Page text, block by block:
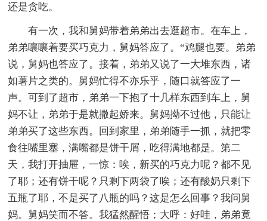
还是贪吃。
有一次，我和舅妈带着弟弟出去逛超市。在车上，
弟弟嚷嚷着要买巧克力，舅妈答应了。“鸡腿也要。弟弟
说，舅妈也答应了。接着，弟弟又说了一大堆东西，诸
如薯片之类的。舅妈忙得不亦乐乎，随口就答应了一
声。可到了超市，弟弟一下抱了十几样东西到车上，舅
妈不让，弟弟于是就撒起娇来。舅妈拗不过他，只能让
弟弟买了这些东西。回到家里，弟弟随手一抓，就把零
食往嘴里塞，满嘴都是饼干屑，吃得满地都是。第二
天，我打开抽屉，一惊：唉，新买的巧克力呢？都不见
了耶；还有饼干呢？只剩下两袋了唉；还有酸奶只剩下
五瓶了耶，不是买了八瓶的吗？这是怎么回事？我问舅
妈。舅妈笑而不答。我猛然醒悟；大呼：好哇，弟弟竟